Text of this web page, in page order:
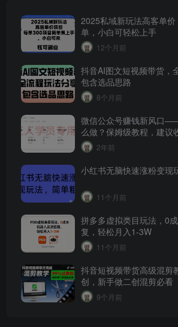
2025私域新玩法高客单
单，小白可轻松上手
12个月前
抖音AI图文短视频带货，
包含选品思路
8个月前
微信公众号赚钱新风口
么做？保姆级教程，建议
2年前
小红书无脑快速涨粉变现
11个月前
拼多多虚拟类目玩法，0
复，轻松月入1-3W
11个月前
抖音短视频带货高级混剪
创，新手做二创混剪必看
9个月前